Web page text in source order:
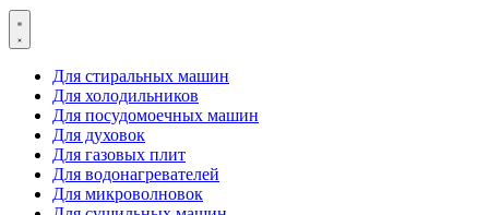
Для стиральных машин
Для холодильников
Для посудомоечных машин
Для духовок
Для газовых плит
Для водонагревателей
Для микроволновок